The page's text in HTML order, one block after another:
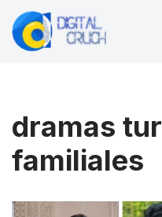
Aller
dramas
familiales